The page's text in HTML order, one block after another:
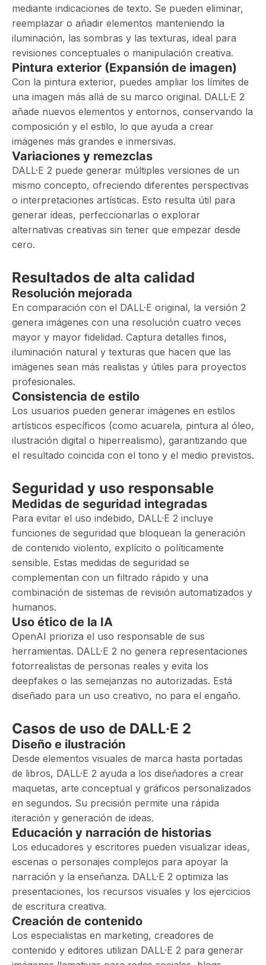
mediante indicaciones de texto. Se pueden eliminar,
reemplazar o añadir elementos manteniendo la
iluminación, las sombras y las texturas, ideal para
revisiones conceptuales o manipulación creativa.
Pintura exterior (Expansión de imagen)
Con la pintura exterior, puedes ampliar los límites de
una imagen más allá de su marco original. DALL·E 2
añade nuevos elementos y entornos, conservando la
composición y el estilo, lo que ayuda a crear
imágenes más grandes e inmersivas.
Variaciones y remezclas
DALL·E 2 puede generar múltiples versiones de un
mismo concepto, ofreciendo diferentes perspectivas
o interpretaciones artísticas. Esto resulta útil para
generar ideas, perfeccionarlas o explorar
alternativas creativas sin tener que empezar desde
cero.
Resultados de alta calidad
Resolución mejorada
En comparación con el DALL·E original, la versión 2
genera imágenes con una resolución cuatro veces
mayor y mayor fidelidad. Captura detalles finos,
iluminación natural y texturas que hacen que las
imágenes sean más realistas y útiles para proyectos
profesionales.
Consistencia de estilo
Los usuarios pueden generar imágenes en estilos
artísticos específicos (como acuarela, pintura al óleo,
ilustración digital o hiperrealismo), garantizando que
el resultado coincida con el tono y el medio previstos.
Seguridad y uso responsable
Medidas de seguridad integradas
Para evitar el uso indebido, DALL·E 2 incluye
funciones de seguridad que bloquean la generación
de contenido violento, explícito o políticamente
sensible. Estas medidas de seguridad se
complementan con un filtrado rápido y una
combinación de sistemas de revisión automatizados y
humanos.
Uso ético de la IA
OpenAI prioriza el uso responsable de sus
herramientas. DALL·E 2 no genera representaciones
fotorrealistas de personas reales y evita los
deepfakes o las semejanzas no autorizadas. Está
diseñado para un uso creativo, no para el engaño.
Casos de uso de DALL·E 2
Diseño e ilustración
Desde elementos visuales de marca hasta portadas
de libros, DALL·E 2 ayuda a los diseñadores a crear
maquetas, arte conceptual y gráficos personalizados
en segundos. Su precisión permite una rápida
iteración y generación de ideas.
Educación y narración de historias
Los educadores y escritores pueden visualizar ideas,
escenas o personajes complejos para apoyar la
narración y la enseñanza. DALL·E 2 optimiza las
presentaciones, los recursos visuales y los ejercicios
de escritura creativa.
Creación de contenido
Los especialistas en marketing, creadores de
contenido y editores utilizan DALL·E 2 para generar